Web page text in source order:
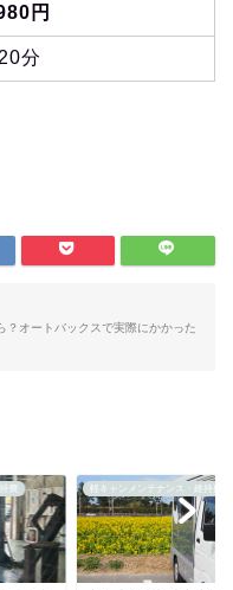
円
分
？オートバックスで実際にかかった
費 軽キャンメンテナンス・維持費